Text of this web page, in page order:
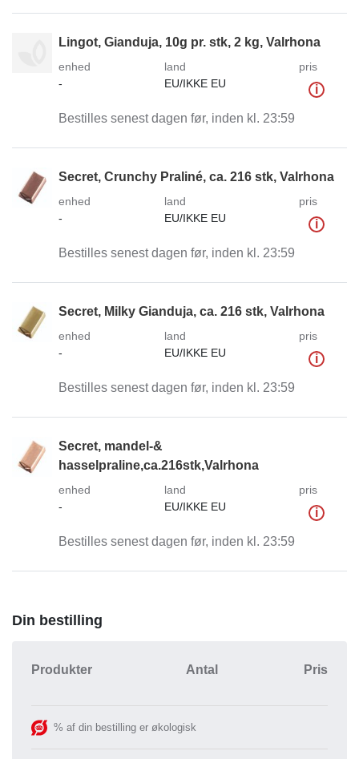
Lingot, Gianduja, 10g pr. stk, 2 kg, Valrhona
enhed
-
land
EU/IKKE EU
pris
i
Bestilles senest dagen før, inden kl. 23:59
Secret, Crunchy Praliné, ca. 216 stk, Valrhona
enhed
-
land
EU/IKKE EU
pris
i
Bestilles senest dagen før, inden kl. 23:59
Secret, Milky Gianduja, ca. 216 stk, Valrhona
enhed
-
land
EU/IKKE EU
pris
i
Bestilles senest dagen før, inden kl. 23:59
Secret, mandel-&
hasselpraline,ca.216stk,Valrhona
enhed
-
land
EU/IKKE EU
pris
i
Bestilles senest dagen før, inden kl. 23:59
Din bestilling
Produkter Antal Pris
% af din bestilling er økologisk